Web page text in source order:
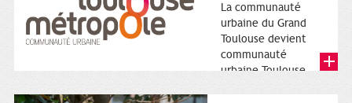
La communauté
urbaine du Grand
Toulouse devient
communauté
urbaine Toulouse